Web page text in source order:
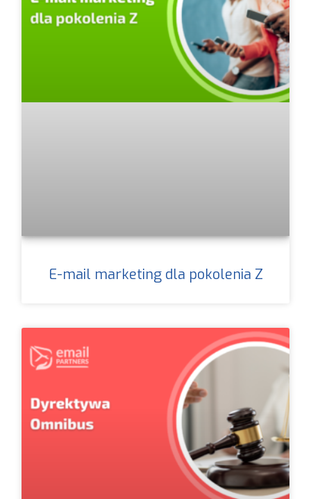
E-mail marketing dla pokolenia Z